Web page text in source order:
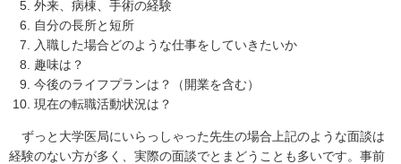
外来、病棟、手術の経験
自分の長所と短所
入職した場合どのような仕事をしていきたいか
趣味は？
今後のライフプランは？（開業を含む）
現在の転職活動状況は？
ずっと大学医局にいらっしゃった先生の場合上記のような面談は
経験のない方が多く、実際の面談でとまどうことも多いです。事前